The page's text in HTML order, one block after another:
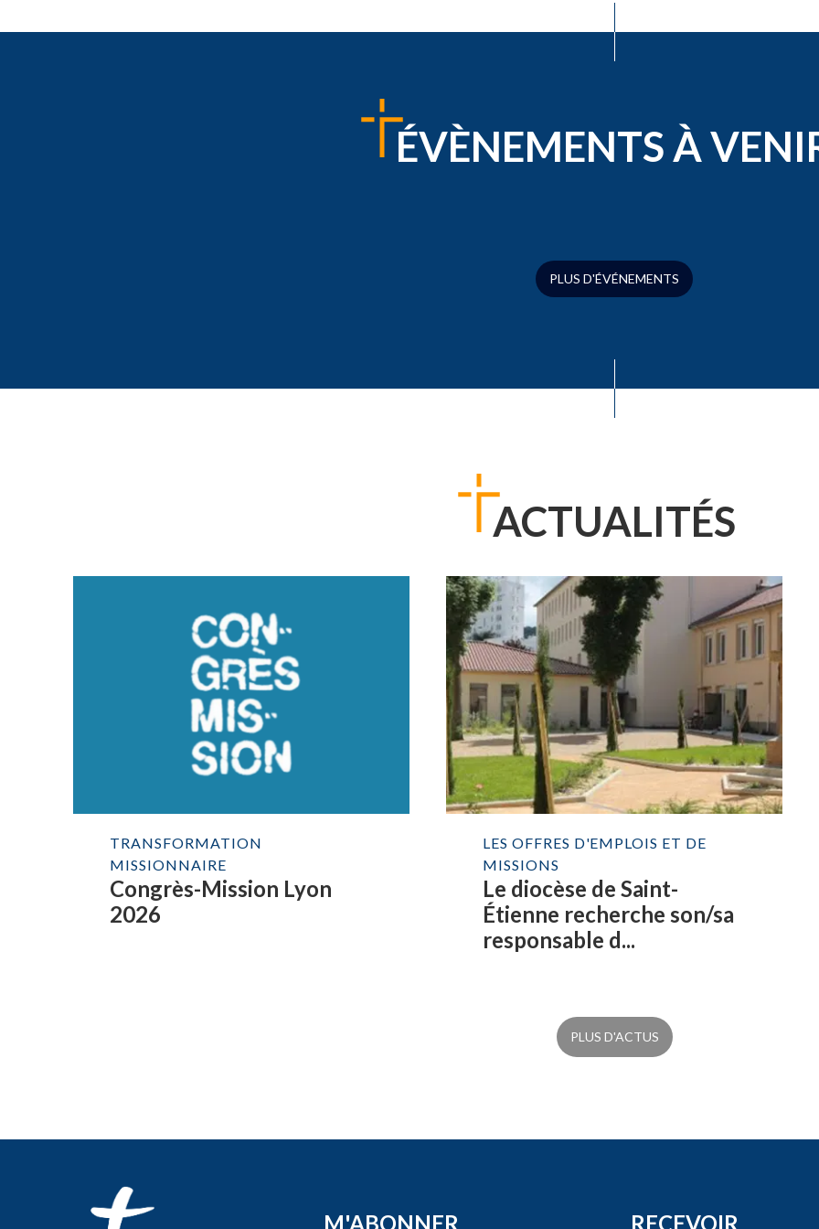
ÉVÈNEMENTS À
PLUS D'ÉVÉNEMENTS
ACTUALITÉS
TRANSFORMATION
MISSIONNAIRE
Congrès-Mission Lyon
2026
LES OFFRES D'EMPLOIS ET DE
MISSIONS
Le diocèse de Saint-
Étienne recherche son/sa
responsable d...
PLUS D'ACTUS
M'ABONNER RECEVOIR